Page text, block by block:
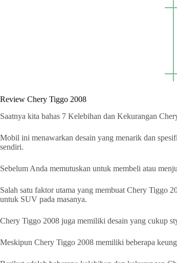
Review Chery Tiggo 2008
Saatnya kita bahas 7 Kelebihan dan Kekurangan
Mobil ini menawarkan desain yang menarik dan
sendiri.
Sebelum Anda memutuskan untuk membeli atau
Salah satu faktor utama yang membuat Chery Tiggo
untuk SUV pada masanya.
Chery Tiggo 2008 juga memiliki desain yang cukup
Meskipun Chery Tiggo 2008 memiliki beberapa